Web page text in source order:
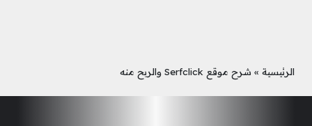
الرئيسية » شرح موقع Serfclick والربح منه